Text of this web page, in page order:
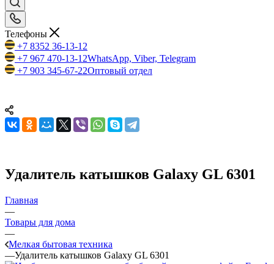
Телефоны
+7 8352 36-13-12
+7 967 470-13-12WhatsApp, Viber, Telegram
+7 903 345-67-22Оптовый отдел
Удалитель катышков Galaxy GL 6301
Главная
—
Товары для дома
—
Мелкая бытовая техника
—Удалитель катышков Galaxy GL 6301